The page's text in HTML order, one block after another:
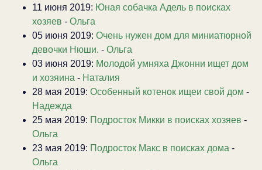
11 июня 2019: Юная собачка Адель в поисках
хозяев - Ольга
05 июня 2019: Очень нужен дом для миниатюрной
девочки Нюши. - Ольга
03 июня 2019: Молодой умняха Джонни ищет дом
и хозяина - Наталия
28 мая 2019: Особенный котенок ищеи свой дом -
Надежда
25 мая 2019: Подросток Микки в поисках хозяев -
Ольга
23 мая 2019: Подросток Макс в поисках дома -
Ольга